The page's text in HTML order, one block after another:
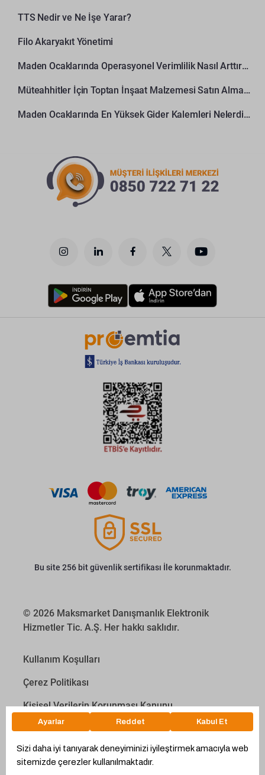
TTS Nedir ve Ne İşe Yarar?
Filo Akaryakıt Yönetimi
Maden Ocaklarında Operasyonel Verimlilik Nasıl Arttırılır?
Müteahhitler İçin Toptan İnşaat Malzemesi Satın Alma Rehberi
Maden Ocaklarında En Yüksek Gider Kalemleri Nelerdir?
Bu site 256 bit güvenlik sertifikası İle korunmaktadır.
© 2026 Maksmarket Danışmanlık Elektronik
Hizmetler Tic. A.Ş. Her hakkı saklıdır.
Kullanım Koşulları
Çerez Politikası
Kişisel Verilerin Korunması Kanunu
İletişim Aydınlatma Metni
Proyakıt